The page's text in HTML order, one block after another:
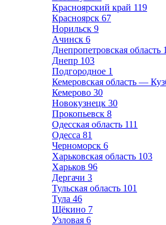
Красноярский край 119
Красноярск 67
Норильск 9
Ачинск 6
Днепропетровская область
Днепр 103
Подгородное 1
Кемеровская область —
Кемерово 30
Новокузнецк 30
Прокопьевск 8
Одесская область 111
Одесса 81
Черноморск 6
Харьковская область 103
Харьков 96
Дергачи 3
Тульская область 101
Тула 46
Щёкино 7
Узловая 6